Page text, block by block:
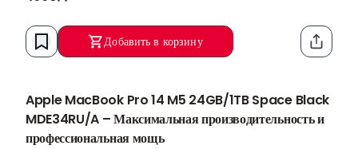
Гарантия: 12 Ay
Добавить в корзину
Apple MacBook Pro 14 M5 24GB/1TB Space Black
MDE34RU/A – Максимальная производительность и
профессиональная мощь